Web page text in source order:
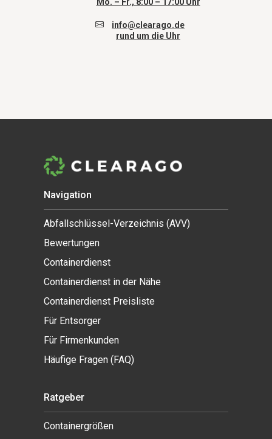
info@clearago.de
rund um die Uhr
Navigation
Abfallschlüssel-Verzeichnis (AVV)
Bewertungen
Containerdienst
Containerdienst in der Nähe
Containerdienst Preisliste
Für Entsorger
Für Firmenkunden
Häufige Fragen (FAQ)
Ratgeber
Containergrößen